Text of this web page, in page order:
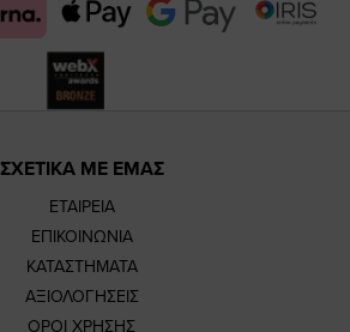
ΣΧΕΤΙΚΑ ΜΕ ΕΜΑΣ
ΕΤΑΙΡΕΙΑ
ΕΠΙΚΟΙΝΩΝΙΑ
ΚΑΤΑΣΤΗΜΑΤΑ
ΑΞΙΟΛΟΓΗΣΕΙΣ
ΟΡΟΙ ΧΡΗΣΗΣ